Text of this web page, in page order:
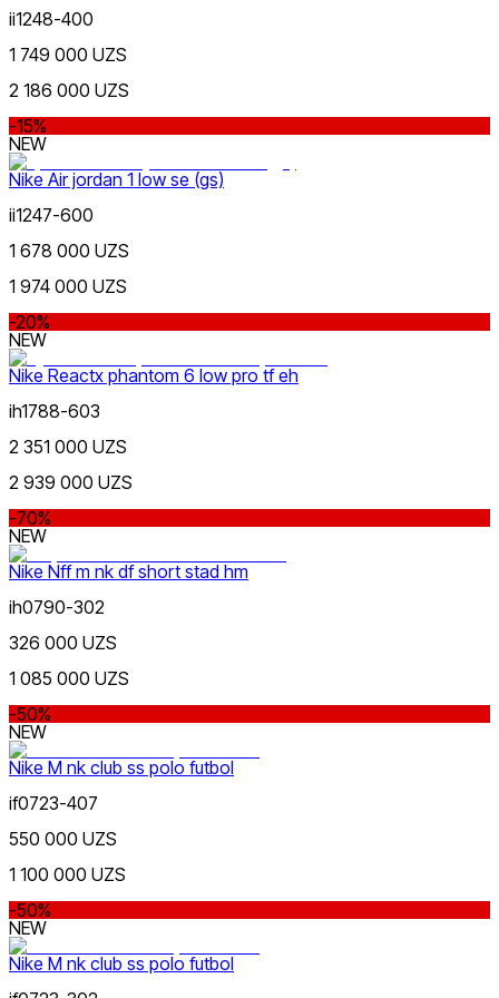
ii1248-400
1 749 000 UZS
2 186 000 UZS
-15%
NEW
Nike Air jordan 1 low se (gs)
ii1247-600
1 678 000 UZS
1 974 000 UZS
-20%
NEW
Nike Reactx phantom 6 low pro tf eh
ih1788-603
2 351 000 UZS
2 939 000 UZS
-70%
NEW
Nike Nff m nk df short stad hm
ih0790-302
326 000 UZS
1 085 000 UZS
-50%
NEW
Nike M nk club ss polo futbol
if0723-407
550 000 UZS
1 100 000 UZS
-50%
NEW
Nike M nk club ss polo futbol